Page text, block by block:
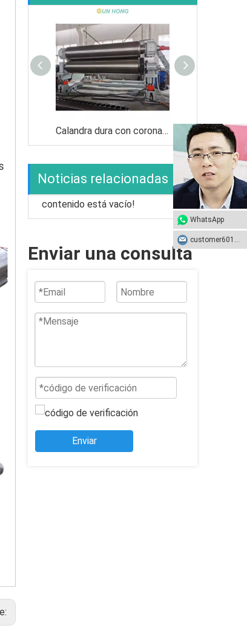
Calandra dura con corona controlada
Noticias relacionadas
contenido está vacío!
Enviar una consulta
Enviar
WhatsApp
customer601@sunhongco.com